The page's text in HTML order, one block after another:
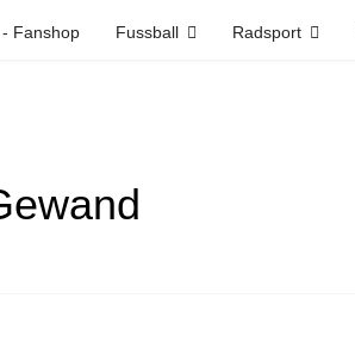
Fanshop Fussball Radsport